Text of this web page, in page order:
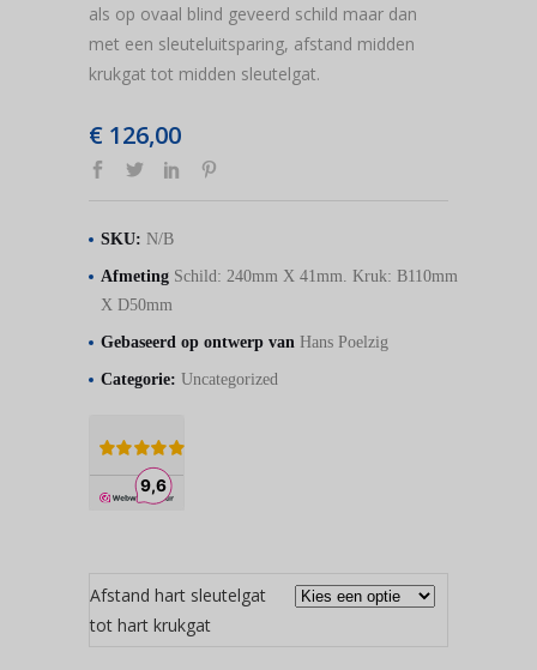
als op ovaal blind geveerd schild maar dan
met een sleuteluitsparing, afstand midden
krukgat tot midden sleutelgat.
€ 126,00
SKU: N/B
Afmeting Schild: 240mm X 41mm. Kruk: B110mm
X D50mm
Gebaseerd op ontwerp van Hans Poelzig
Categorie: Uncategorized
Afstand hart sleutelgat
tot hart krukgat